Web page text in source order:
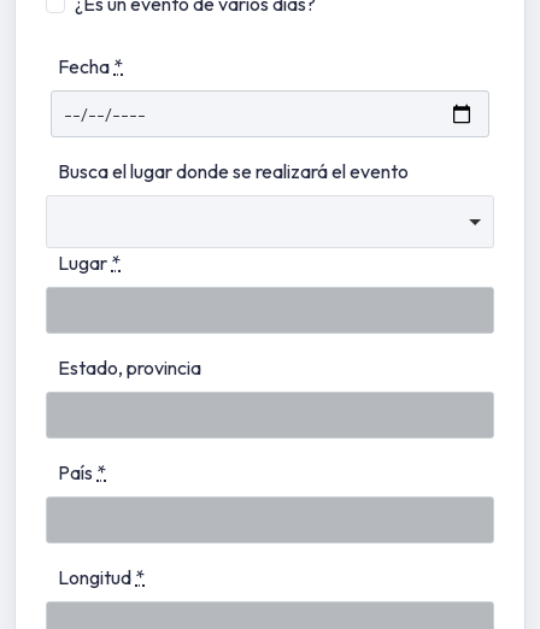
Fecha *
Busca el lugar donde se realizará el evento
Lugar *
Estado, provincia
País *
Longitud *